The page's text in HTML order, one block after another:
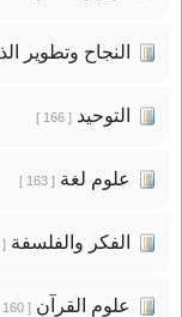
النجاح وتطوير
التوحيد[ 166 ]
علوم لغة[ 163 ]
الفكر والفلسفة]
علوم القرآن[ 160 ]